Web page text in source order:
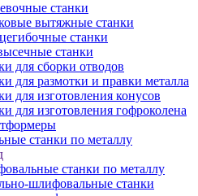
станки
вытяжные станки
станки
станки
для сборки отводов
для размотки и правки металла
для изготовления конусов
для изготовления гофроколена
станки по металлу
станки по металлу
шлифовальные станки